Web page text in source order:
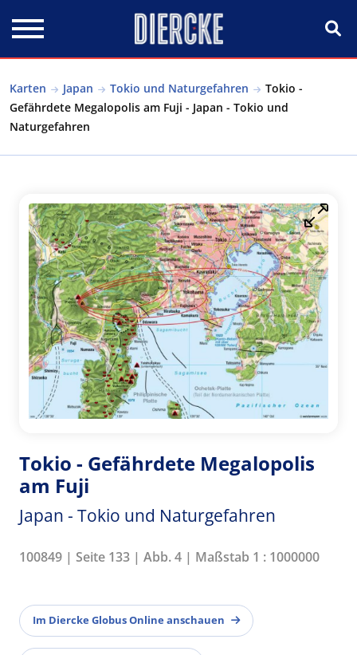
Karten Japan Tokio und Naturgefahren
Tokio -
Gefährdete Megalopolis am Fuji - Japan - Tokio und
Naturgefahren
Tokio - Gefährdete Megalopolis
am Fuji
Japan - Tokio und Naturgefahren
100849 | Seite 133 | Abb. 4 | Maßstab 1 : 1000000
Im Diercke Globus Online anschauen